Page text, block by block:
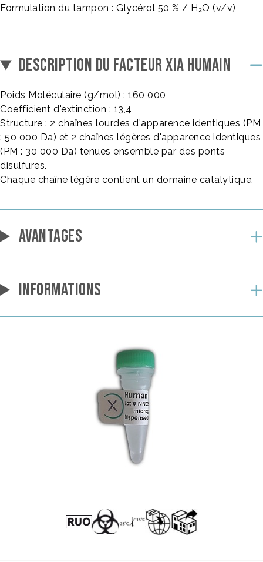
Formulation du tampon : Glycérol 50 % / H₂O (v/v)
DESCRIPTION DU FACTEUR XIA HUMAIN
Poids Moléculaire (g/mol) : 160 000
Coefficient d'extinction : 13,4
Structure : 2 chaînes lourdes d'apparence identiques (PM
: 50 000 Da) et 2 chaînes légères d'apparence identiques
(PM : 30 000 Da) tenues ensemble par des ponts
disulfures.
Chaque chaîne légère contient un domaine catalytique.
AVANTAGES
INFORMATIONS